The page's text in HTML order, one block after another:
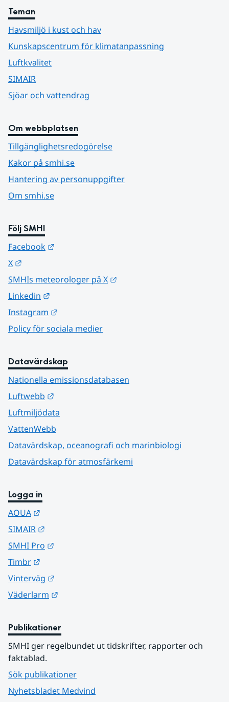
Teman
Havsmiljö i kust och hav
Kunskapscentrum för klimatanpassning
Luftkvalitet
SIMAIR
Sjöar och vattendrag
Om webbplatsen
Tillgänglighetsredogörelse
Kakor på smhi.se
Hantering av personuppgifter
Om smhi.se
Följ SMHI
Facebook
X
SMHIs meteorologer på X
Linkedin
Instagram
Policy för sociala medier
Datavärdskap
Nationella emissionsdatabasen
Luftwebb
Luftmiljödata
VattenWebb
Datavärdskap, oceanografi och marinbiologi
Datavärdskap för atmosfärkemi
Logga in
AQUA
SIMAIR
SMHI Pro
Timbr
Vinterväg
Väderlarm
Publikationer
SMHI ger regelbundet ut tidskrifter, rapporter och
faktablad.
Sök publikationer
Nyhetsbladet Medvind